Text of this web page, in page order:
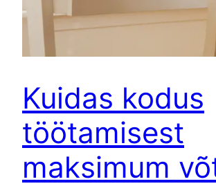
Kuidas kodus
töötamisest
maksimum